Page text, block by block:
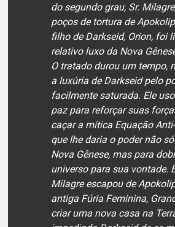
do segundo grau, Sr.
poços de tortura de
filho de Darkseid, Orion, foi
relativo luxo da Nova
O tratado durou um tempo,
a luxúria de Darkseid pelo
facilmente saturada. Ele
paz para reforçar suas
caçar a mítica Equação
que lhe daria o poder não
Nova Gênese, mas para
universo para sua vontade.
Milagre escapou de
antiga Fúria Feminina,
criar uma nova casa na